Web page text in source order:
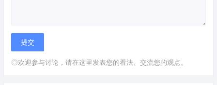
◎欢迎参与讨论，请在这里发表您的看法、交流您的观点。